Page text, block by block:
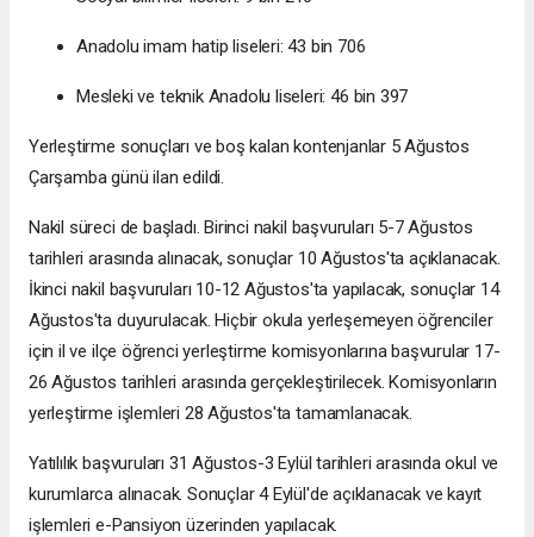
Anadolu imam hatip liseleri: 43 bin 706
Mesleki ve teknik Anadolu liseleri: 46 bin 397
Yerleştirme sonuçları ve boş kalan kontenjanlar 5 Ağustos
Çarşamba günü ilan edildi.
Nakil süreci de başladı. Birinci nakil başvuruları 5-7 Ağustos
tarihleri arasında alınacak, sonuçlar 10 Ağustos'ta açıklanacak.
İkinci nakil başvuruları 10-12 Ağustos'ta yapılacak, sonuçlar 14
Ağustos'ta duyurulacak. Hiçbir okula yerleşemeyen öğrenciler
için il ve ilçe öğrenci yerleştirme komisyonlarına başvurular 17-
26 Ağustos tarihleri arasında gerçekleştirilecek. Komisyonların
yerleştirme işlemleri 28 Ağustos'ta tamamlanacak.
Yatılılık başvuruları 31 Ağustos-3 Eylül tarihleri arasında okul ve
kurumlarca alınacak. Sonuçlar 4 Eylül'de açıklanacak ve kayıt
işlemleri e-Pansiyon üzerinden yapılacak.